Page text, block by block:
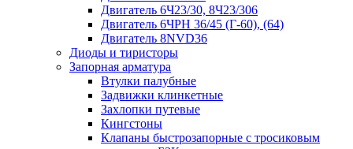
Двигатель 6Ч23/30, 8Ч23/306
Двигатель 6ЧРН 36/45 (Г-60), (64)
Двигатель 8NVD36
Диоды и тиристоры
Запорная арматура
Втулки палубные
Задвижки клинкетные
Захлопки путевые
Кингстоны
Клапаны быстрозапорные с тросиковым